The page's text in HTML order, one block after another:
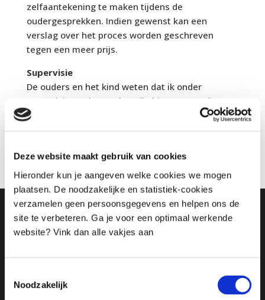
Deze website maakt gebruik van cookies
Hieronder kun je aangeven welke cookies we mogen
plaatsen. De noodzakelijke en statistiek-cookies
verzamelen geen persoonsgegevens en helpen ons de
site te verbeteren. Ga je voor een optimaal werkende
website? Vink dan alle vakjes aan
Noodzakelijk
zelfaantekening te maken tijdens de
oudergesprekken. Indien gewenst kan een
verslag over het proces worden geschreven
tegen een meer prijs.
Supervisie
De ouders en het kind weten dat ik onder
supervisie werk en zaken die binnen, zowel
buiten mijn mogelijkheden bespreek met mijn
supervisor. Deze kan aanbevelingen doen ter
integratieve therapeut.
Pagina’s
Startpakket werken met de binnenwereld